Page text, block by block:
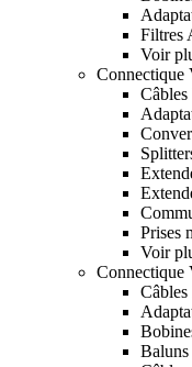
Filtres
Voir
Connectique
Prises
Voir
Connectique
Baluns